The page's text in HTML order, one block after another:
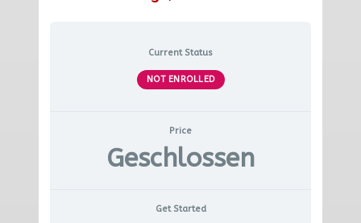
Current Status
NOT ENROLLED
Price
Geschlossen
Get Started